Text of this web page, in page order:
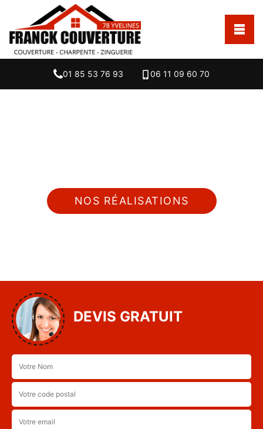
01 85 53 76 93 06 11 09 60 70
NOS RÉALISATIONS
DEVIS GRATUIT